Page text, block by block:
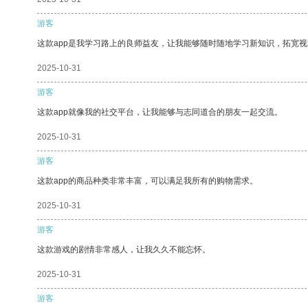
游客
这款app是我学习路上的良师益友，让我能够随时随地学习新知识，拓宽
2025-10-31
游客
这款app就像我的社交平台，让我能够与志同道合的朋友一起交流。
2025-10-31
游客
这款app的商品种类非常丰富，可以满足我所有的购物需求。
2025-10-31
游客
这款游戏的剧情非常感人，让我久久不能忘怀。
2025-10-31
游客